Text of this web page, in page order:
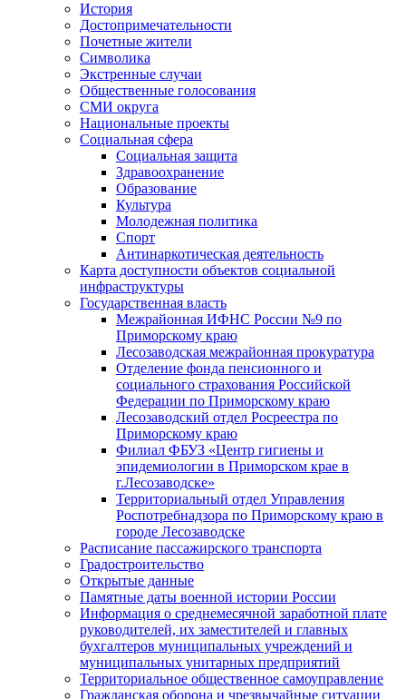
История
Достопримечательности
Почетные жители
Символика
Экстренные случаи
Общественные голосования
СМИ округа
Национальные проекты
Социальная сфера
Социальная защита
Здравоохранение
Образование
Культура
Молодежная политика
Спорт
Антинаркотическая деятельность
Карта доступности объектов социальной
инфраструктуры
Государственная власть
Межрайонная ИФНС России №9 по
Приморскому краю
Лесозаводская межрайонная прокуратура
Отделение фонда пенсионного и
социального страхования Российской
Федерации по Приморскому краю
Лесозаводский отдел Росреестра по
Приморскому краю
Филиал ФБУЗ «Центр гигиены и
эпидемиологии в Приморском крае в
г.Лесозаводске»
Территориальный отдел Управления
Роспотребнадзора по Приморскому краю в
городе Лесозаводске
Расписание пассажирского транспорта
Градостроительство
Открытые данные
Памятные даты военной истории России
Информация о среднемесячной заработной плате
руководителей, их заместителей и главных
бухгалтеров муниципальных учреждений и
муниципальных унитарных предприятий
Территориальное общественное самоуправление
Гражданская оборона и чрезвычайные ситуации